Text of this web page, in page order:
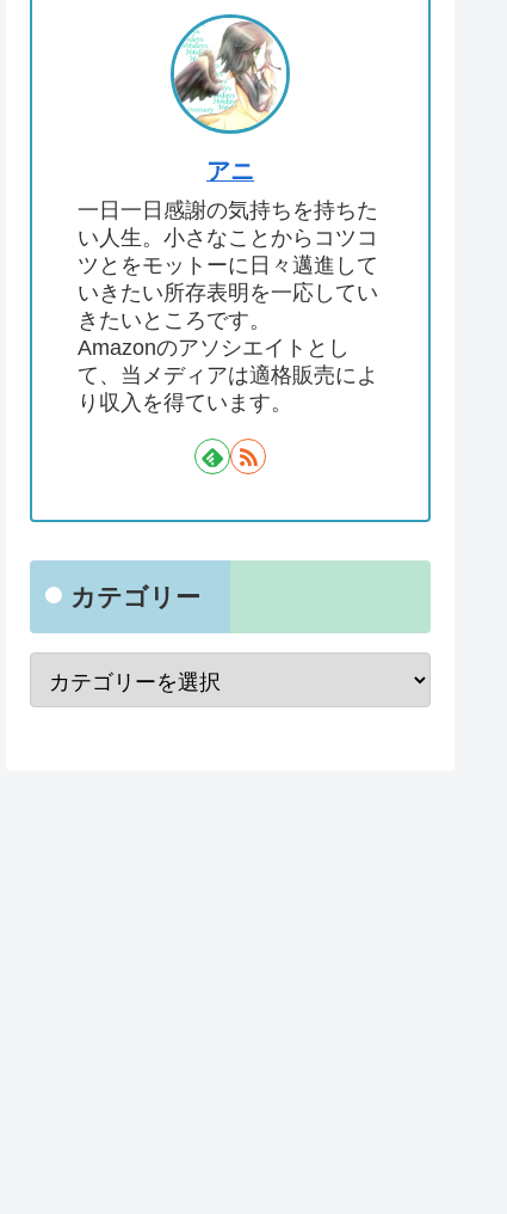
アニ
一日一日感謝の気持ちを持ちた
い人生。小さなことからコツコ
ツとをモットーに日々邁進して
いきたい所存表明を一応してい
きたいところです。
Amazonのアソシエイトとし
て、当メディアは適格販売によ
り収入を得ています。
カテゴリー